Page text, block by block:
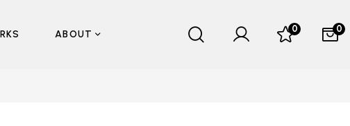
ABOUT 0 0